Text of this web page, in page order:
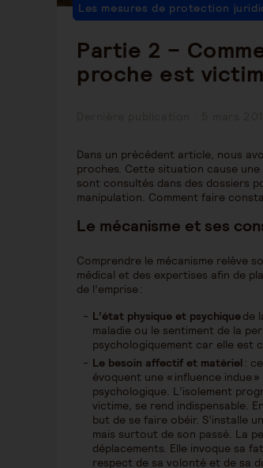
Partie 2 –
proche est
Les mesures de protection
Dans un précédent article, nous
proches. Cette situation cause
sont consultés dans des dossiers
manipulation. Comment faire
Le mécanisme et ses
Comprendre le mécanisme relève
médical et des expertises afin de
de l’emprise :
L’état physique et psychiquede
maladie ou le sentiment de la
psychologiquement car elle est
Le besoin affectif et matériel:
évoquent une « influence indue
psychologique. L’isolement
victime, se rend indispensable.
but de se faire obéir. S’installe
mais surtout de son passé. La
déplacements. Elle invoque sa
respect de sa volonté et de sa